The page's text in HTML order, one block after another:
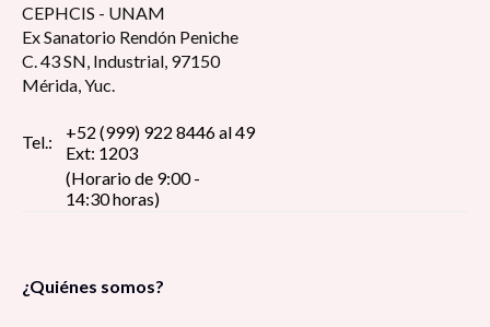
CEPHCIS - UNAM
Ex Sanatorio Rendón Peniche
C. 43 SN, Industrial, 97150
Mérida, Yuc.
Tel.:
+52 (999) 922 8446 al 49
Ext: 1203
(Horario de 9:00 -
14:30 horas)
¿Quiénes somos?